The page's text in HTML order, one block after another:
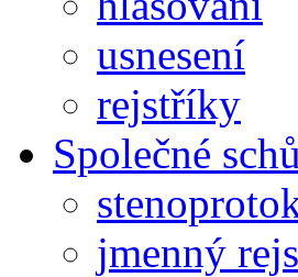
usnesení
rejstříky
Společné
jmenný